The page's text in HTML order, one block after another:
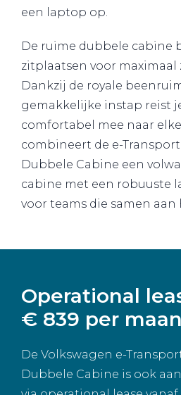
een laptop op.
De ruime dubbele cabine
zitplaatsen voor maximaal
Dankzij de royale
gemakkelijke instap reist
comfortabel mee naar
combineert de e-
Dubbele Cabine een
cabine met een robuuste
voor teams die samen aan
Operational
€ 839 per
De Volkswagen e-
Dubbele Cabine is ook